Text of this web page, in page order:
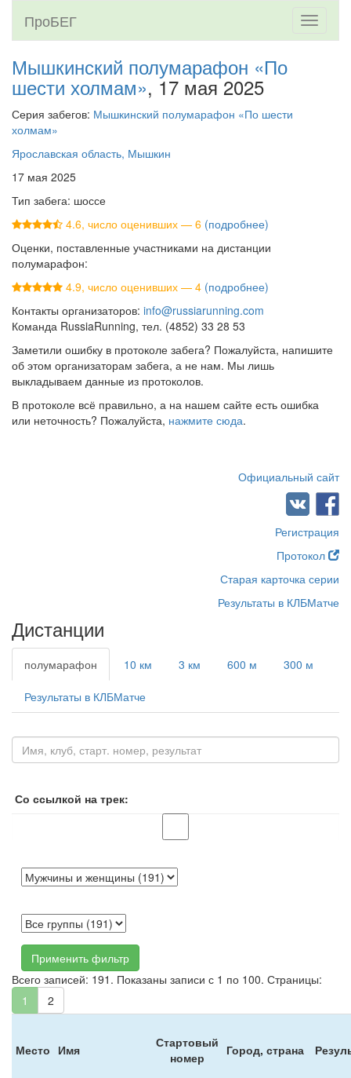
Toggle
ПроБЕГ
Мышкинский полумарафон «По
шести холмам», 17 мая 2025
Серия забегов: Мышкинский полумарафон «По шести
холмам»
Ярославская область, Мышкин
17 мая 2025
Тип забега: шоссе
4.6, число оценивших — 6 (подробнее)
Оценки, поставленные участниками на дистанции
полумарафон:
4.9, число оценивших — 4 (подробнее)
Контакты организаторов: info@russiarunning.com
Команда RussiaRunning, тел. (4852) 33 28 53
Заметили ошибку в протоколе забега? Пожалуйста, напишите
об этом организаторам забега, а не нам. Мы лишь
выкладываем данные из протоколов.
В протоколе всё правильно, а на нашем сайте есть ошибка
или неточность? Пожалуйста, нажмите сюда.
Официальный сайт
Регистрация
Протокол
Старая карточка серии
Результаты в КЛБМатче
Дистанции
полумарафон 10 км 3 км 600 м 300 м
Результаты в КЛБМатче
Со ссылкой на трек:
Применить фильтр
Всего записей: 191. Показаны записи с 1 по 100. Страницы:
1
2
Место Имя
Стартовый
номер
Город, страна